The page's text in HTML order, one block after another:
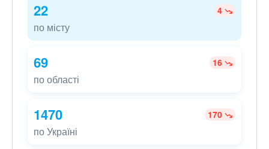
22 4
по місту
69 16
по області
1470 170
по Україні